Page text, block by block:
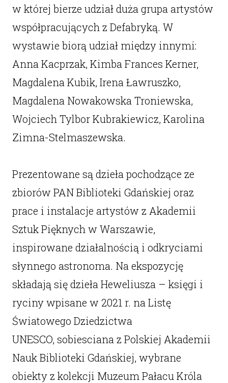
w której bierze udział duża grupa artystów
współpracujących z Defabryką. W
wystawie biorą udział między innymi:
Anna Kacprzak, Kimba Frances Kerner,
Magdalena Kubik, Irena Ławruszko,
Magdalena Nowakowska Troniewska,
Wojciech Tylbor Kubrakiewicz, Karolina
Zimna-Stelmaszewska.
Prezentowane są dzieła pochodzące ze
zbiorów PAN Biblioteki Gdańskiej oraz
prace i instalacje artystów z Akademii
Sztuk Pięknych w Warszawie,
inspirowane działalnością i odkryciami
słynnego astronoma. Na ekspozycję
składają się dzieła Heweliusza – księgi i
ryciny wpisane w 2021 r. na Listę
Światowego Dziedzictwa
UNESCO, sobiesciana z Polskiej Akademii
Nauk Biblioteki Gdańskiej, wybrane
obiekty z kolekcji Muzeum Pałacu Króla